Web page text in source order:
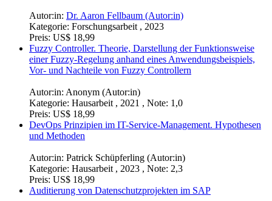
Autor:in:Anonym (Autor:in)
Kategorie:Seminararbeit , 2020 , Note: 15 Punkte
Preis:US$ 18,99
Vom Möglichkeitskalkül zur Fuzzy Logik. Modallogik
Autor:in:Dr. Aaron Fellbaum (Autor:in)
Kategorie: Forschungsarbeit , 2023
Preis:US$ 18,99
Fuzzy Controller. Theorie, Darstellung der Funktionsweise
Vor- und Nachteile von Fuzzy Controllern